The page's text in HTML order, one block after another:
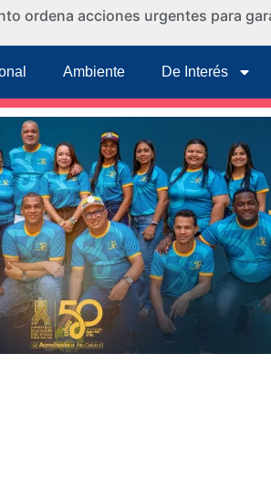
ordena acciones urgentes para
Ambiente De Interés